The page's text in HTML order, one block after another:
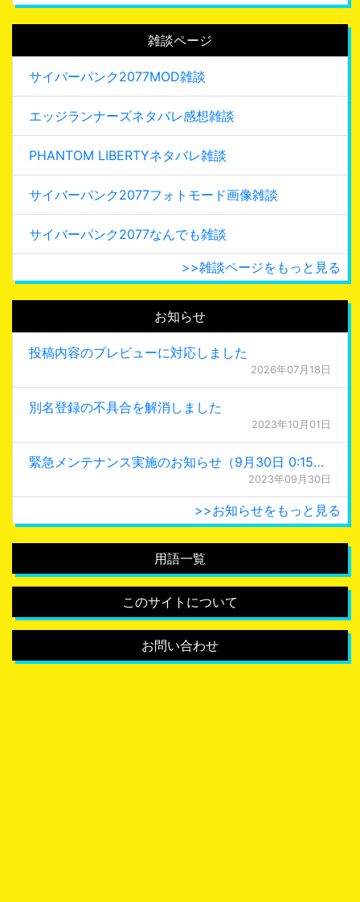
雑談ページ
サイバーパンク2077MOD雑談
エッジランナーズネタバレ感想雑談
PHANTOM LIBERTYネタバレ雑談
サイバーパンク2077フォトモード画像雑談
サイバーパンク2077なんでも雑談
>>雑談ページをもっと見る
お知らせ
投稿内容のプレビューに対応しました
2026年07月18日
別名登録の不具合を解消しました
2023年10月01日
緊急メンテナンス実施のお知らせ（9月30日 0:15更新）
2023年09月30日
>>お知らせをもっと見る
用語一覧
このサイトについて
お問い合わせ